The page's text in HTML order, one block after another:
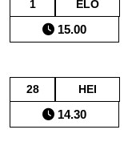
1 ELO
15.00
28 HEI
14.30